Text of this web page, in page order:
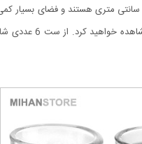
است. جنس ست 6 عددی شات طرح اسکلت از شیشه می باشد و دارای سایز
از صورت اسکلت است که